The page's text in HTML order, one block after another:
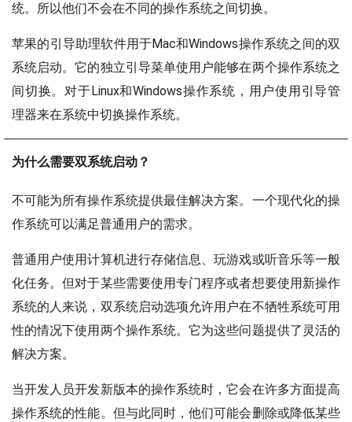
统。所以他们不会在不同的操作系统之间切换。
苹果的引导助理软件用于Mac和Windows操作系统之间的双
系统启动。它的独立引导菜单使用户能够在两个操作系统之
间切换。对于Linux和Windows操作系统，用户使用引导管
理器来在系统中切换操作系统。
为什么需要双系统启动？
不可能为所有操作系统提供最佳解决方案。一个现代化的操
作系统可以满足普通用户的需求。
普通用户使用计算机进行存储信息、玩游戏或听音乐等一般
化任务。但对于某些需要使用专门程序或者想要使用新操作
系统的人来说，双系统启动选项允许用户在不牺牲系统可用
性的情况下使用两个操作系统。它为这些问题提供了灵活的
解决方案。
当开发人员开发新版本的操作系统时，它会在许多方面提高
操作系统的性能。但与此同时，他们可能会删除或降低某些